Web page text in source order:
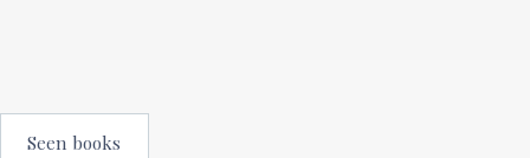
Seen books